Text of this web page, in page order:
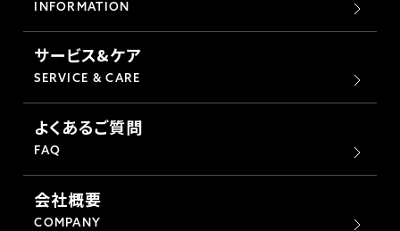
INFORMATION
サービス&ケア
SERVICE & CARE
よくあるご質問
FAQ
会社概要
COMPANY